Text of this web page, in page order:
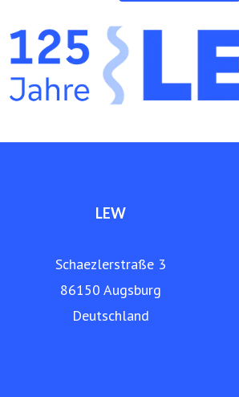
Netz- und Anlagenbau,
und Telekommunikation an. Die LEW
über 9.000 Kilometer langes
www.lew.de
LEW
Schaezlerstraße 3
86150 Augsburg
Deutschland